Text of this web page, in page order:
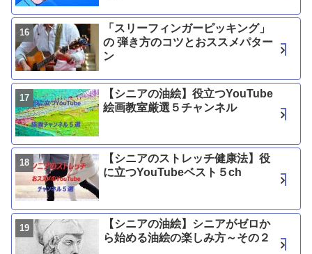
「スリーフィンガーピッキング」
の 弾き方のコツとおススメパター
ン
【シニアの油絵】役立つYouTube
絵画教室厳選５チャンネル
【シニアのストレッチ健康法】役
に立つYouTubeベスト５ch
【シニアの油絵】シニアがゼロか
ら始める油絵の楽しみ方～その２